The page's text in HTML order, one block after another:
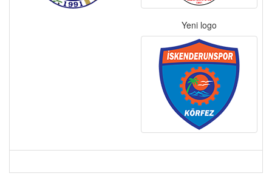
Yeni logo